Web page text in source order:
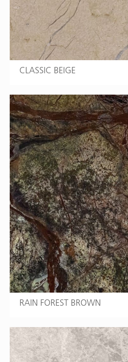
CLASSIC BEIGE
RAIN FOREST BROWN